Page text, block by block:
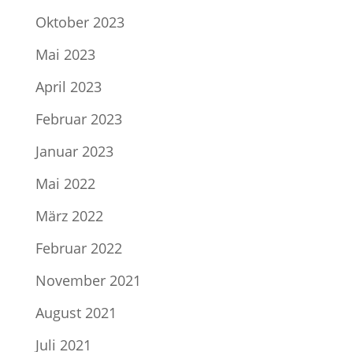
Oktober 2023
Mai 2023
April 2023
Februar 2023
Januar 2023
Mai 2022
März 2022
Februar 2022
November 2021
August 2021
Juli 2021